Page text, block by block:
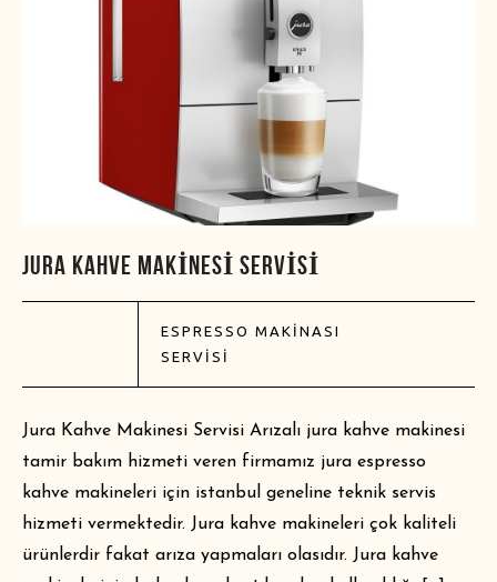
JURA KAHVE MAKINESI SERVISI
ESPRESSO MAKINASI
SERVISI
Jura Kahve Makinesi Servisi Arızalı jura kahve makinesi
tamir bakım hizmeti veren firmamız jura espresso
kahve makineleri için istanbul geneline teknik servis
hizmeti vermektedir. Jura kahve makineleri çok kaliteli
ürünlerdir fakat arıza yapmaları olasıdır. Jura kahve